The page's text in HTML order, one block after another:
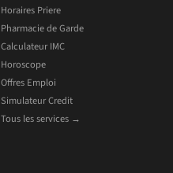
Horaires Priere
Pharmacie de Garde
Calculateur IMC
Horoscope
Offres Emploi
Simulateur Credit
Tous les services →